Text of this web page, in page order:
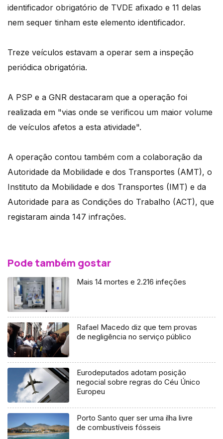
identificador obrigatório de TVDE afixado e 11 delas
nem sequer tinham este elemento identificador.
Treze veículos estavam a operar sem a inspeção
periódica obrigatória.
A PSP e a GNR destacaram que a operação foi
realizada em "vias onde se verificou um maior volume
de veículos afetos a esta atividade".
A operação contou também com a colaboração da
Autoridade da Mobilidade e dos Transportes (AMT), o
Instituto da Mobilidade e dos Transportes (IMT) e da
Autoridade para as Condições do Trabalho (ACT), que
registaram ainda 147 infrações.
Pode também gostar
Mais 14 mortes e 2.216 infeções
Rafael Macedo diz que tem provas
de negligência no serviço público
Eurodeputados adotam posição
negocial sobre regras do Céu Único
Europeu
Porto Santo quer ser uma ilha livre
de combustíveis fósseis